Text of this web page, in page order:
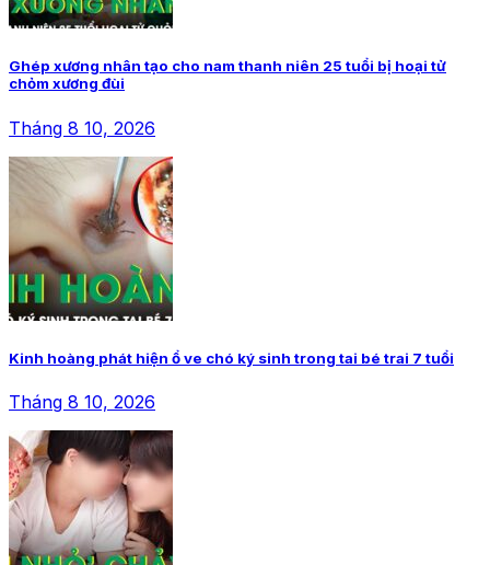
Ghép xương nhân tạo cho nam thanh niên 25 tuổi bị hoại tử
chỏm xương đùi
Tháng 8 10, 2026
Kinh hoàng phát hiện ổ ve chó ký sinh trong tai bé trai 7 tuổi
Tháng 8 10, 2026